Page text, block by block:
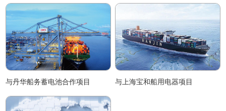
与丹华船务蓄电池合作项目 与上海宝和船用电器项目